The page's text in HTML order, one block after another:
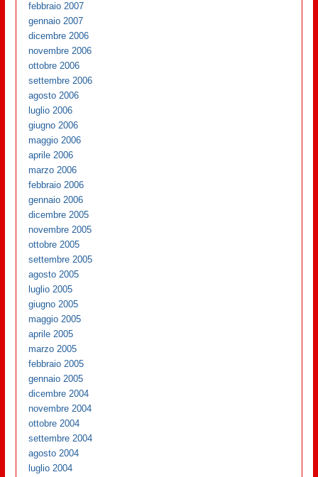
febbraio 2007
gennaio 2007
dicembre 2006
novembre 2006
ottobre 2006
settembre 2006
agosto 2006
luglio 2006
giugno 2006
maggio 2006
aprile 2006
marzo 2006
febbraio 2006
gennaio 2006
dicembre 2005
novembre 2005
ottobre 2005
settembre 2005
agosto 2005
luglio 2005
giugno 2005
maggio 2005
aprile 2005
marzo 2005
febbraio 2005
gennaio 2005
dicembre 2004
novembre 2004
ottobre 2004
settembre 2004
agosto 2004
luglio 2004